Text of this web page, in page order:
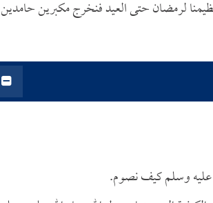
لرمضان حتى العيد فنخرج مكبرين حامدين
عليه وسلم كيف نصوم.